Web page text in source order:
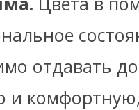
отдавать
и